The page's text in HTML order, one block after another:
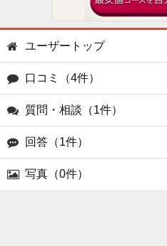
ユーザートップ
口コミ（4件）
質問・相談（1件）
回答（1件）
写真（0件）